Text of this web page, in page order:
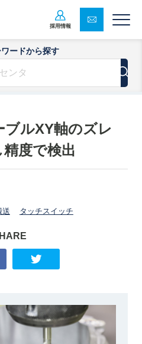
採用情報
ードから探す
ブルXY軸のズレ
度で検出
送 タッチスイッチ